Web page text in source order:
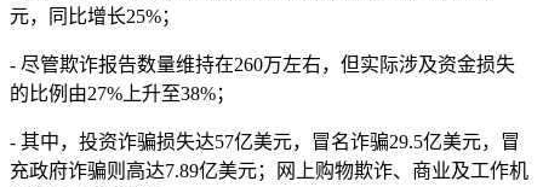
元，同比增长25%；
- 尽管欺诈报告数量维持在260万左右，但实际涉及资金损失
的比例由27%上升至38%；
- 其中，投资诈骗损失达57亿美元，冒名诈骗29.5亿美元，冒
充政府诈骗则高达7.89亿美元；网上购物欺诈、商业及工作机